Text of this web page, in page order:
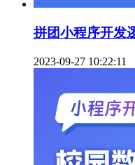
拼团小程序开发
2023-09-27 10:22:11